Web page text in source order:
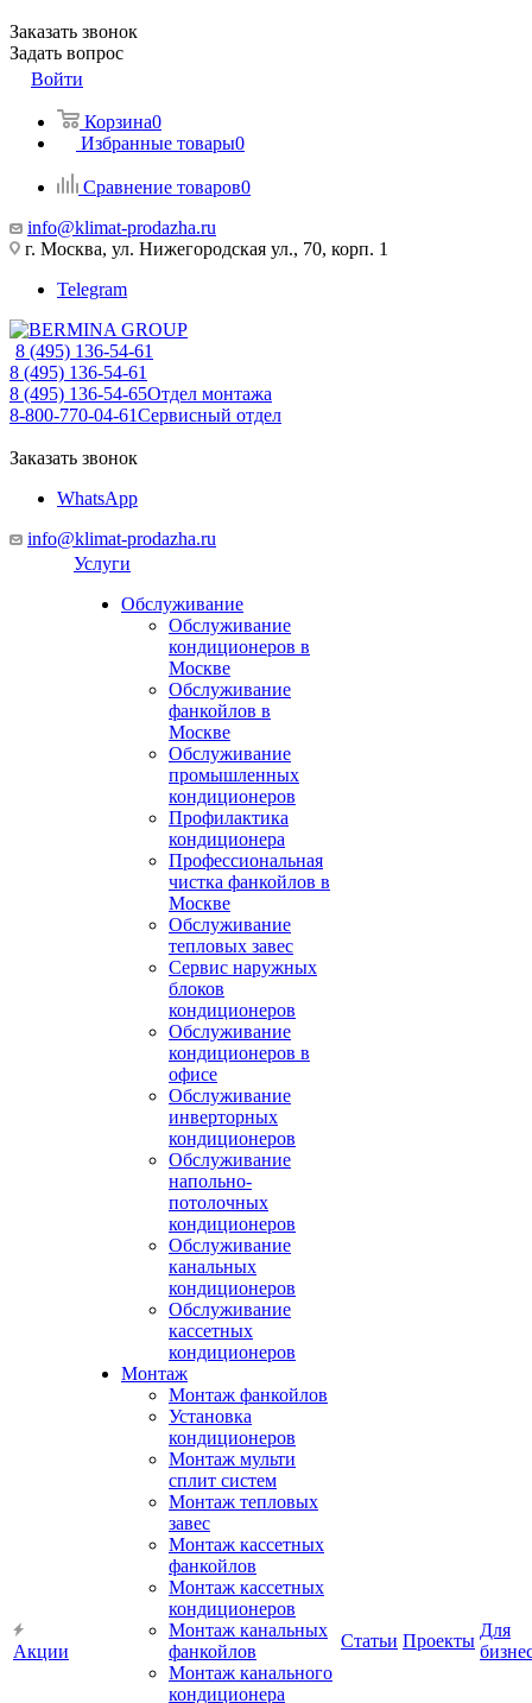
Заказать звонок
Задать вопрос
Войти
Корзина0
Избранные товары0
Сравнение товаров0
info@klimat-prodazha.ru
г. Москва, ул. Нижегородская ул., 70, корп. 1
Telegram
8 (495) 136-54-61
8 (495) 136-54-61
8 (495) 136-54-65Отдел монтажа
8-800-770-04-61Сервисный отдел
Заказать звонок
WhatsApp
info@klimat-prodazha.ru
Акции
Услуги
Обслуживание
Обслуживание
кондиционеров в
Москве
Обслуживание
фанкойлов в
Москве
Обслуживание
промышленных
кондиционеров
Профилактика
кондиционера
Профессиональная
чистка фанкойлов в
Москве
Обслуживание
тепловых завес
Сервис наружных
блоков
кондиционеров
Обслуживание
кондиционеров в
офисе
Обслуживание
инверторных
кондиционеров
Обслуживание
напольно-
потолочных
кондиционеров
Обслуживание
канальных
кондиционеров
Обслуживание
кассетных
кондиционеров
Монтаж
Монтаж фанкойлов
Установка
кондиционеров
Монтаж мульти
сплит систем
Монтаж тепловых
завес
Монтаж кассетных
фанкойлов
Монтаж кассетных
кондиционеров
Монтаж канальных
фанкойлов
Монтаж канального
кондиционера
Статьи Проекты
Для